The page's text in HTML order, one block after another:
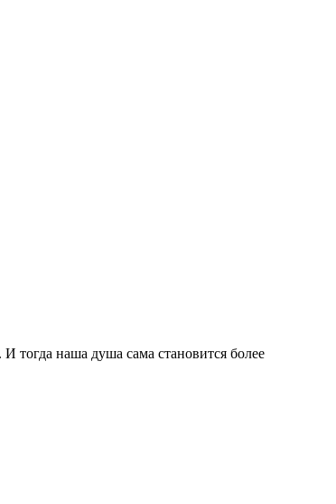
тогда наша душа сама становится более